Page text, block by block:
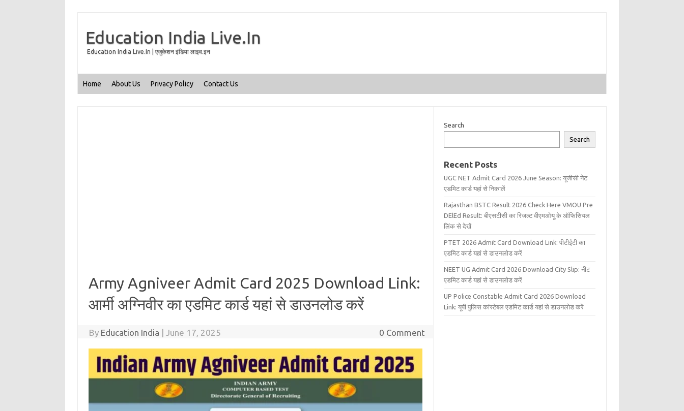
Education India Live.In
Education India Live.In | एजुकेशन इंडिया लाइव.इन
Home About Us Privacy Policy Contact Us
Army Agniveer Admit Card 2025 Download Link:
आर्मी अग्निवीर का एडमिट कार्ड यहां से डाउनलोड करें
By Education India | June 17, 2025 0 Comment
Search
Search
Recent Posts
UGC NET Admit Card 2026 June Season: यूजीसी नेट
एडमिट कार्ड यहां से निकालें
Rajasthan BSTC Result 2026 Check Here VMOU Pre
DElEd Result: बीएसटीसी का रिजल्ट वीएमओयू के ऑफिसियल
लिंक से देखें
PTET 2026 Admit Card Download Link: पीटीईटी का
एडमिट कार्ड यहां से डाउनलोड करें
NEET UG Admit Card 2026 Download City Slip: नीट
एडमिट कार्ड यहां से डाउनलोड करें
UP Police Constable Admit Card 2026 Download
Link: यूपी पुलिस कांस्टेबल एडमिट कार्ड यहां से डाउनलोड करें